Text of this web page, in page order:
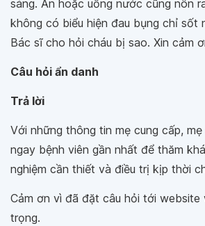
sáng. Ăn hoặc uống nước cũng nôn
không có biểu hiện đau bụng chỉ sốt
Bác sĩ cho hỏi cháu bị sao. Xin cảm
Câu hỏi ẩn danh
Trả lời
Với những thông tin mẹ cung cấp,
ngay bệnh viên gần nhất để thăm
nghiệm cần thiết và điều trị kịp thời
Cảm ơn vì đã đặt câu hỏi tới website
trọng.